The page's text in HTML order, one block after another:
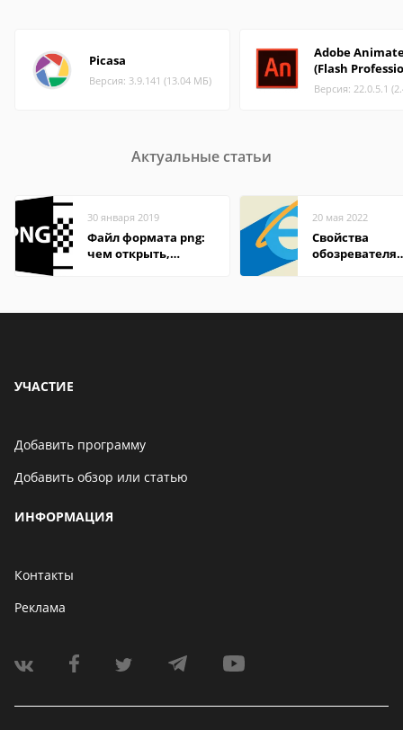
Picasa
Версия: 3.9.141 (13.04 МБ)
Adobe
(Flash
Версия: 22.0.5.1
Актуальные статьи
30 января 2019
Файл формата png:
чем открыть,
20 мая 2022
Свойства
обозревателя
УЧАСТИЕ
Добавить программу
Добавить обзор или статью
ИНФОРМАЦИЯ
Контакты
Реклама